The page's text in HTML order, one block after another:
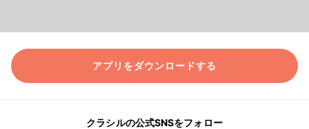
アプリをダウンロードする
クラシルの公式SNSをフォロー